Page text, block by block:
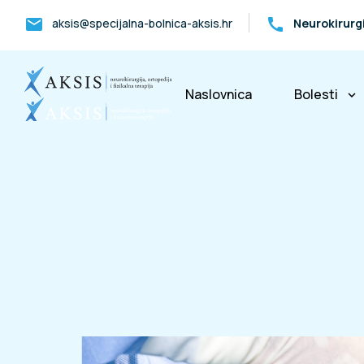
mail aksis@specijalna-bolnica-aksis.hr call
Naslovnica Bolesti keyboard_arrow_down